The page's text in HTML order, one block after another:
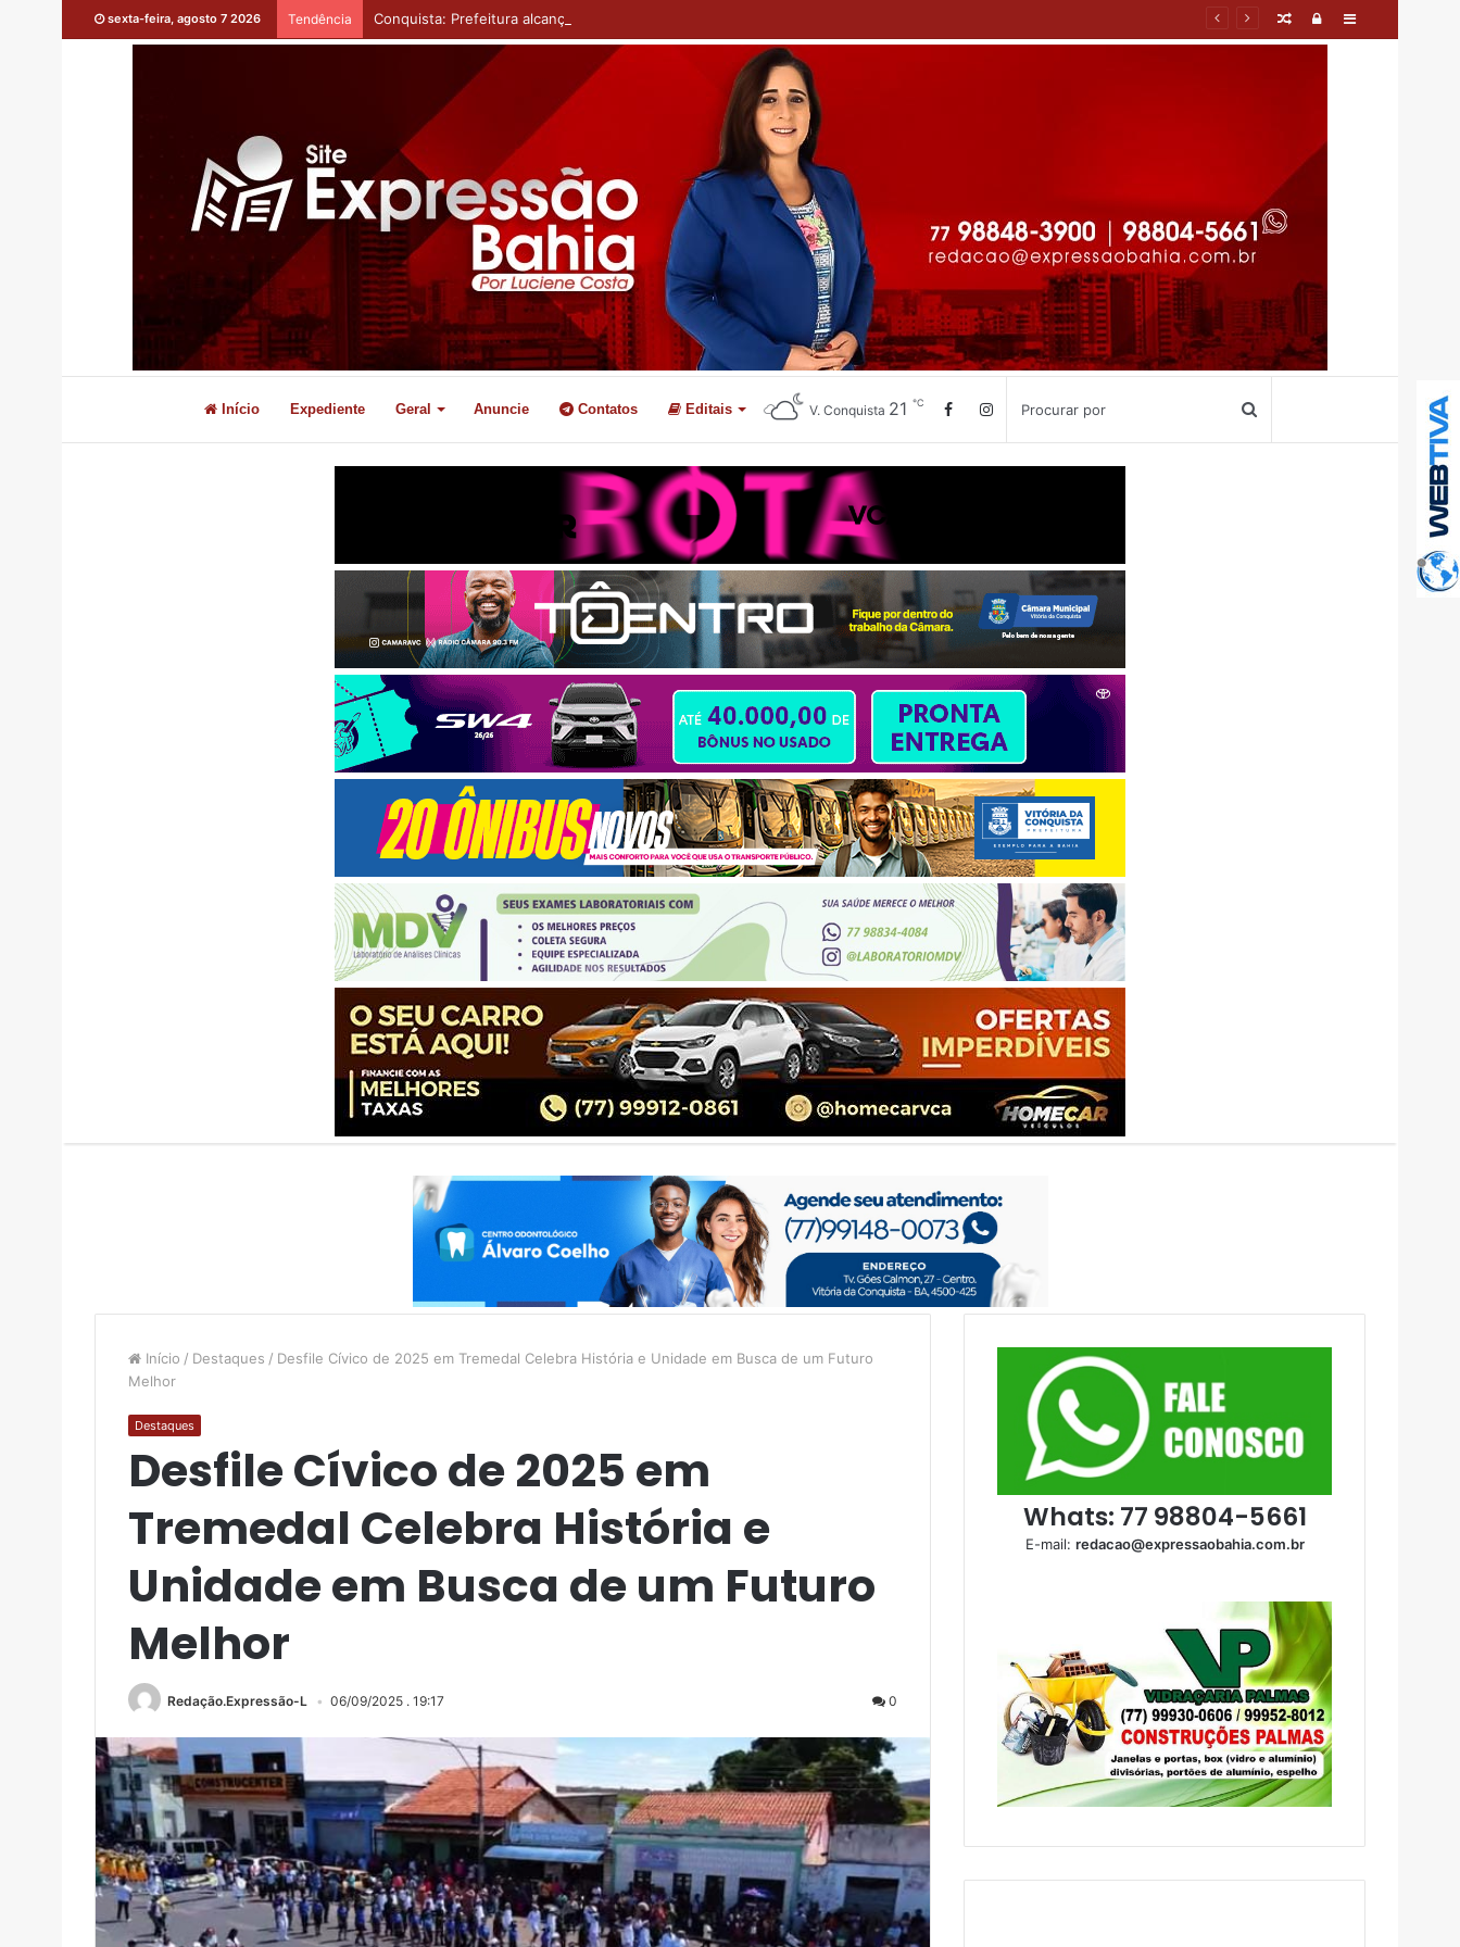
sexta-feira, agosto 7 2026 Tendência Conquista: Prefeitura alcança a marca de 101 escolas revitalizadas com entrega do CMEI Pablo Alves Pithon Brito Barra
Entrar
Artigo
Início Expediente Geral Anuncie Contatos Editais V. Conquista 21 ℃
Início / Destaques / Desfile Cívico de 2025 em Tremedal Celebra História e Unidade em Busca de um Futuro
Melhor
Destaques
Desfile Cívico de 2025 em
Tremedal Celebra História e
Unidade em Busca de um Futuro
Melhor
Redação.Expressão-L 06/09/2025 . 19:17 0
Whats: 77 98804-5661
E-mail: redacao@expressaobahia.com.br